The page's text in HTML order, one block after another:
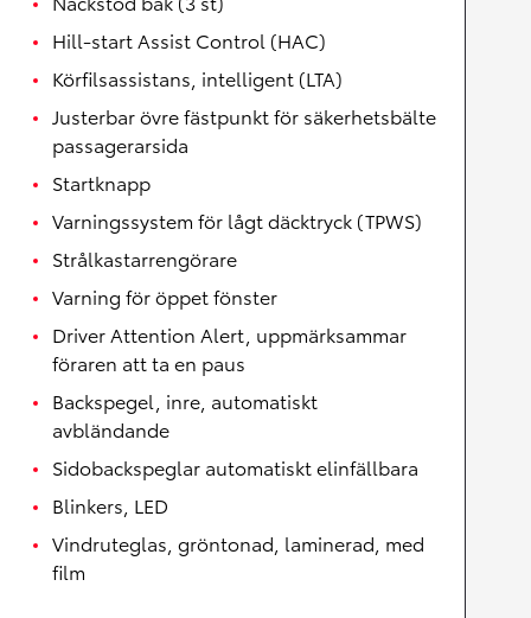
Hill-start Assist Control (HAC)
Körfilsassistans, intelligent (LTA)
Justerbar övre fästpunkt för säkerhetsbälte
passagerarsida
Startknapp
Varningssystem för lågt däcktryck (TPWS)
Strålkastarrengörare
Varning för öppet fönster
Driver Attention Alert, uppmärksammar
föraren att ta en paus
Backspegel, inre, automatiskt
avbländande
Sidobackspeglar automatiskt elinfällbara
Blinkers, LED
Vindruteglas, gröntonad, laminerad, med
film